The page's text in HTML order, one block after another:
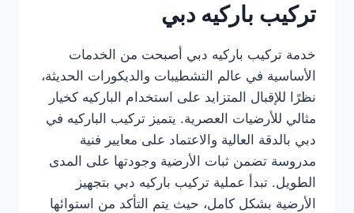
تركيب باركيه دبي
خدمة تركيب باركيه دبي أصبحت من الخدمات
الأساسية في عالم التشطيبات والديكورات الحديثة،
نظرًا للإقبال المتزايد على استخدام الباركيه كخيار
مثالي للأرضيات العصرية. يتميز تركيب الباركيه في
دبي بالدقة العالية والاعتماد على معايير فنية
مدروسة تضمن ثبات الأرضية وجودتها على المدى
الطويل. تبدأ عملية تركيب باركيه دبي بتجهيز
الأرضية بشكل كامل، حيث يتم التأكد من استوائها